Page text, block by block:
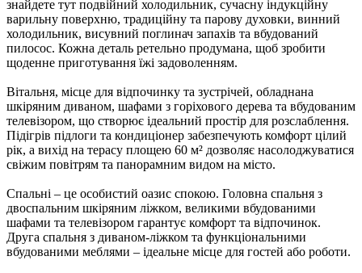
знайдете тут подвійний холодильник, сучасну індукційну
варильну поверхню, традиційну та парову духовки, винний
холодильник, висувний поглинач запахів та вбудований
пилосос. Кожна деталь ретельно продумана, щоб зробити
щоденне приготування їжі задоволенням.
Вітальня, місце для відпочинку та зустрічей, обладнана
шкіряним диваном, шафами з горіхового дерева та вбудованим
телевізором, що створює ідеальний простір для розслаблення.
Підігрів підлоги та кондиціонер забезпечують комфорт цілий
рік, а вихід на терасу площею 60 м² дозволяє насолоджуватися
свіжим повітрям та панорамним видом на місто.
Спальні – це особистий оазис спокою. Головна спальня з
двоспальним шкіряним ліжком, великими вбудованими
шафами та телевізором гарантує комфорт та відпочинок.
Друга спальня з диваном-ліжком та функціональними
вбудованими меблями – ідеальне місце для гостей або роботи.